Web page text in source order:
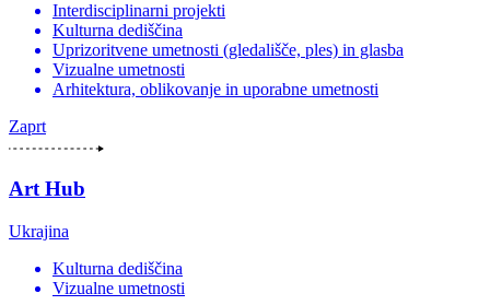
Interdisciplinarni projekti
Kulturna dediščina
Uprizoritvene umetnosti (gledališče, ples) in glasba
Vizualne umetnosti
Arhitektura, oblikovanje in uporabne umetnosti
Zaprt
Art Hub
Ukrajina
Kulturna dediščina
Vizualne umetnosti